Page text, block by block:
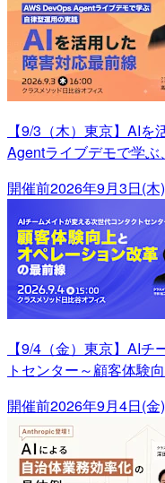
【9/3（木）東京】AI
Agentライブデモで学
開催前2026年9月3日(木
【9/4（金）東京】AI
トセンター～顧客体験
開催前2026年9月4日(金